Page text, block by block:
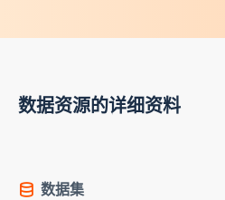
数据资源的详细资料
数据集